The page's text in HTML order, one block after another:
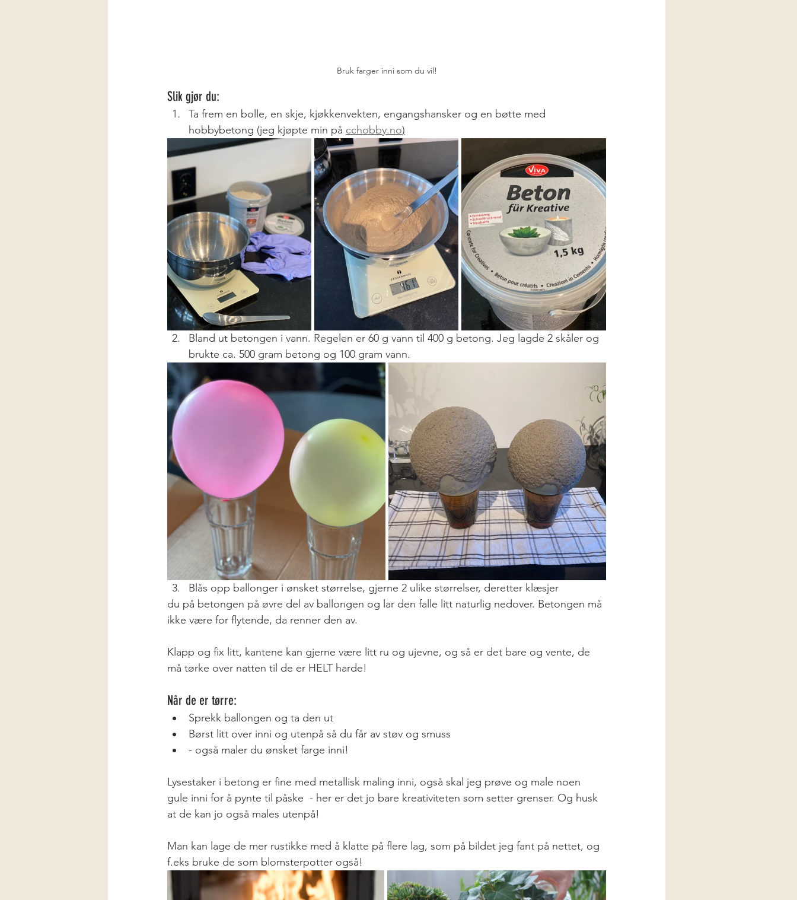
Bruk farger inni som du vil!
Slik gjør du:
Ta frem en bolle, en skje, kjøkkenvekten, engangshansker og en bøtte med
hobbybetong (jeg kjøpte min på cchobby.no)
Bland ut betongen i vann. Regelen er 60 g vann til 400 g betong. Jeg lagde 2 skåler og
brukte ca. 500 gram betong og 100 gram vann.
Blås opp ballonger i ønsket størrelse, gjerne 2 ulike størrelser, deretter klæsjer
du på betongen på øvre del av ballongen og lar den falle litt naturlig nedover. Betongen må
ikke være for flytende, da renner den av.
Klapp og fix litt, kantene kan gjerne være litt ru og ujevne, og så er det bare og vente, de
må tørke over natten til de er HELT harde!
Når de er tørre:
Sprekk ballongen og ta den ut
Børst litt over inni og utenpå så du får av støv og smuss
- også maler du ønsket farge inni!
Lysestaker i betong er fine med metallisk maling inni, også skal jeg prøve og male noen
gule inni for å pynte til påske  - her er det jo bare kreativiteten som setter grenser. Og husk
at de kan jo også males utenpå!
Man kan lage de mer rustikke med å klatte på flere lag, som på bildet jeg fant på nettet, og
f.eks bruke de som blomsterpotter også!